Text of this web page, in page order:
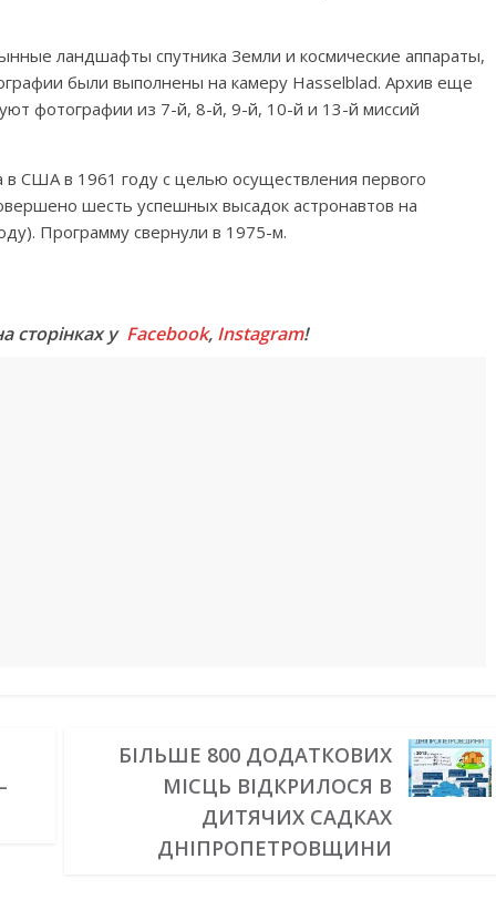
ландшафты спутника Земли и космические аппараты,
были выполнены на камеру Hasselblad. Архив еще
фотографии из 7-й, 8-й, 9-й, 10-й и 13-й миссий
США в 1961 году с целью осуществления первого
шесть успешных высадок астронавтов на
Программу свернули в 1975-м.
сторінках у Facebook, Instagram!
БІЛЬШЕ 800 ДОДАТКОВИХ
МІСЦЬ ВІДКРИЛОСЯ В
ДИТЯЧИХ САДКАХ
ДНІПРОПЕТРОВЩИНИ